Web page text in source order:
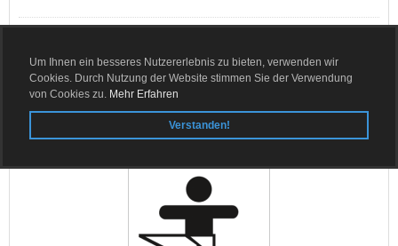
Um Ihnen ein besseres Nutzererlebnis zu bieten, verwenden wir
Cookies. Durch Nutzung der Website stimmen Sie der Verwendung
von Cookies zu. Mehr Erfahren
Verstanden!
12,55 EUR
zzgl. 19 % MwSt. zzgl.Versandkosten
Details